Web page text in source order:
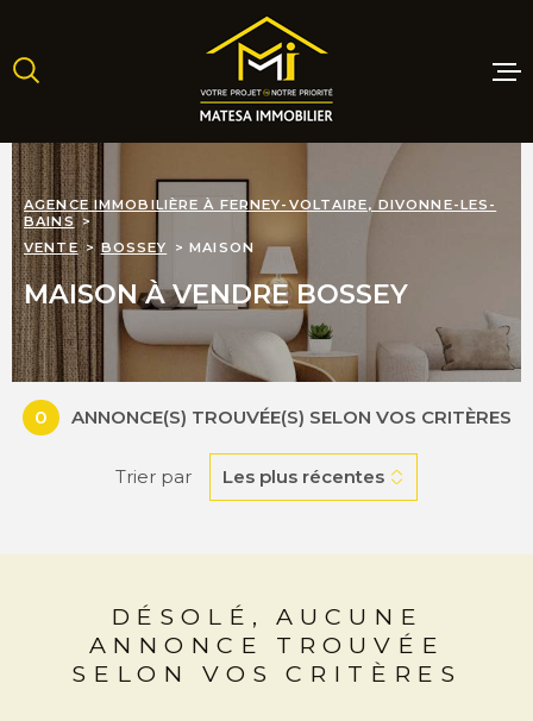
la
recherche
menu
principal
contenu
TERRAINS
NEUFS
ESTIMER
VENDRE
AGENCE IMMOBILIÈRE À FERNEY-VOLTAIRE, DIVONNE-LES-
BAINS
VENTE
BOSSEY MAISON
MAISON À VENDRE BOSSEY
0 ANNONCE(S) TROUVÉE(S) SELON VOS CRITÈRES
Trier par Les plus récentes
DÉSOLÉ, AUCUNE
ANNONCE TROUVÉE
SELON VOS CRITÈRES